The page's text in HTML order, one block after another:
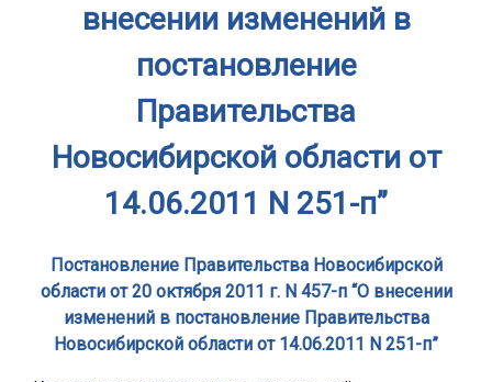
внесении изменений в
постановление
Правительства
Новосибирской области от
14.06.2011 N 251-п”
Постановление Правительства Новосибирской
области от 20 октября 2011 г. N 457-п “О внесении
изменений в постановление Правительства
Новосибирской области от 14.06.2011 N 251-п”